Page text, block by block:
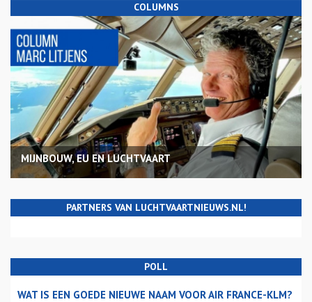
COLUMNS
MIJNBOUW, EU EN LUCHTVAART
PARTNERS VAN LUCHTVAARTNIEUWS.NL!
POLL
WAT IS EEN GOEDE NIEUWE NAAM VOOR AIR FRANCE-KLM?